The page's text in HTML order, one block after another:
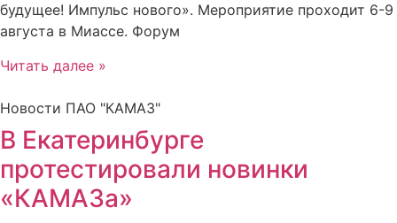
будущее! Импульс нового». Мероприятие проходит 6-9
августа в Миассе. Форум
Читать далее »
Новости ПАО "КАМАЗ"
В Екатеринбурге
протестировали новинки
«КАМАЗа»